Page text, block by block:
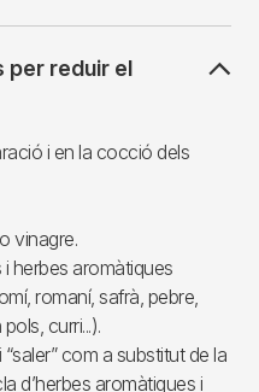
per reduir el
i en la cocció dels
vinagre.
herbes aromàtiques
romaní, safrà, pebre,
curri...).
com a substitut de la
d’herbes aromàtiques i